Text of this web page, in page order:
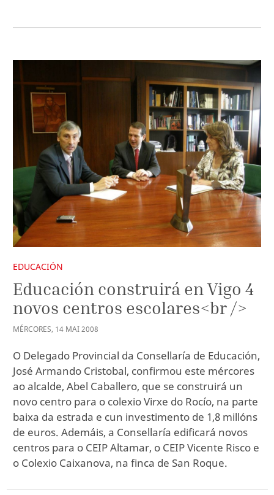
EDUCACIÓN
Educación construirá en Vigo 4
novos centros escolares<br />
MÉRCORES, 14 MAI2008
O Delegado Provincial da Consellaría de Educación,
José Armando Cristobal, confirmou este mércores
ao alcalde, Abel Caballero, que se construirá un
novo centro para o colexio Virxe do Rocío, na parte
baixa da estrada e cun investimento de 1,8 millóns
de euros. Ademáis, a Consellaría edificará novos
centros para o CEIP Altamar, o CEIP Vicente Risco e
o Colexio Caixanova, na finca de San Roque.